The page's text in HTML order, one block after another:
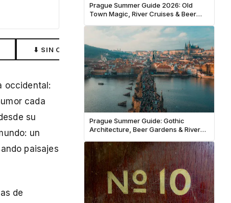
⬇ SIN CONEXIÓN
occidental:
cada
su
un
paisajes
de
Prague Summer Guide 2026: Old
Town Magic, River Cruises & Beer
Prague Summer Guide: Gothic
Architecture, Beer Gardens & River